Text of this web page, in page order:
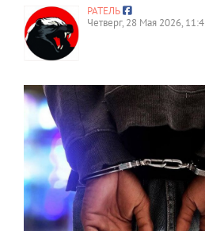
РАТЕЛЬ
Четверг, 28 Мая 2026,